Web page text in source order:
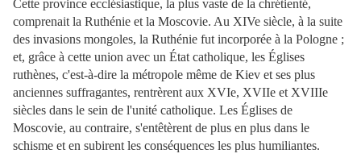
Cette province ecclésiastique, la plus vaste de la chrétienté,
comprenait la Ruthénie et la Moscovie. Au XIVe siècle, à la suite
des invasions mongoles, la Ruthénie fut incorporée à la Pologne ;
et, grâce à cette union avec un État catholique, les Églises
ruthènes, c'est-à-dire la métropole même de Kiev et ses plus
anciennes suffragantes, rentrèrent aux XVIe, XVIIe et XVIIIe
siècles dans le sein de l'unité catholique. Les Églises de
Moscovie, au contraire, s'entêtèrent de plus en plus dans le
schisme et en subirent les conséquences les plus humiliantes.